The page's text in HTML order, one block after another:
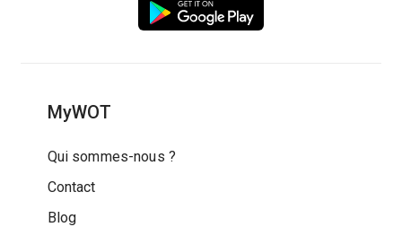
MyWOT
Qui sommes-nous ?
Contact
Blog